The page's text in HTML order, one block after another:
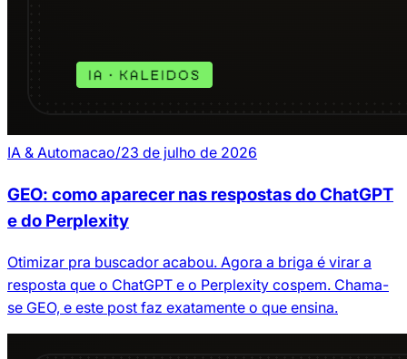
IA & Automacao/23 de julho de 2026
GEO: como aparecer nas respostas do ChatGPT
e do Perplexity
Otimizar pra buscador acabou. Agora a briga é virar a
resposta que o ChatGPT e o Perplexity cospem. Chama-
se GEO, e este post faz exatamente o que ensina.